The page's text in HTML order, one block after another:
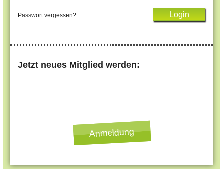
Passwort vergessen?
Jetzt neues Mitglied werden:
Anmeldung